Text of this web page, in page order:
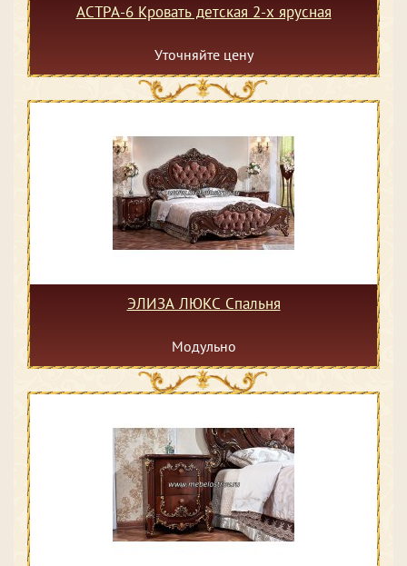
АСТРА-6 Кровать детская 2-х ярусная
Уточняйте цену
ЭЛИЗА ЛЮКС Спальня
Модульно